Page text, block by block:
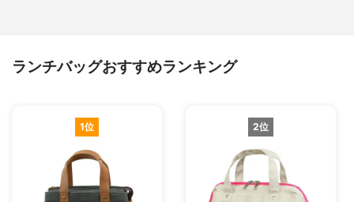
ランチバッグおすすめランキング
1位 2位